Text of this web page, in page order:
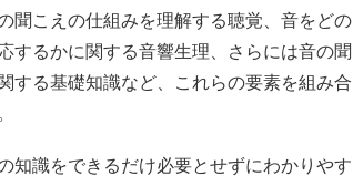
聞こえの仕組みを理解する聴覚、音をどの
するかに関する音響生理、さらには音の聞
する基礎知識など、これらの要素を組み合
識をできるだけ必要とせずにわかりやす